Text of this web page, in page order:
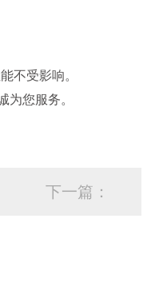
不受影响。
您服务。
下一篇：